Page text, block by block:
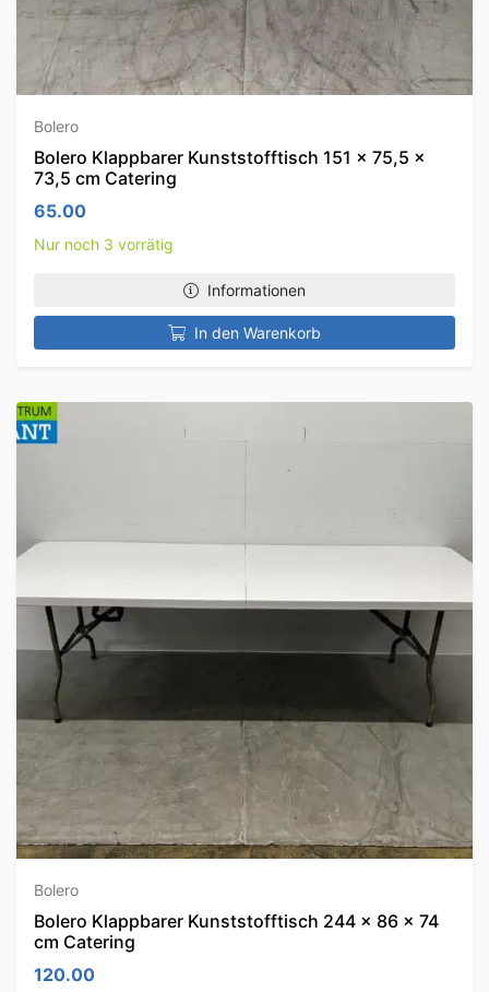
Bolero
Bolero Klappbarer Kunststofftisch 151 x 75,5 x
73,5 cm Catering
65.00
Nur noch 3 vorrätig
Informationen
In den Warenkorb
Bolero
Bolero Klappbarer Kunststofftisch 244 x 86 x 74
cm Catering
120.00